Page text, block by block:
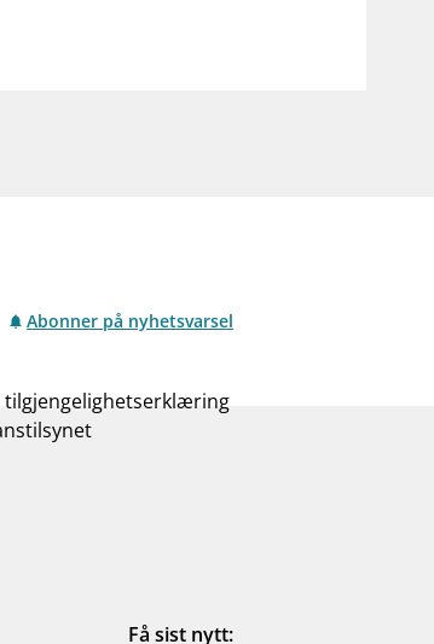
Abonner på nyhetsvarsel
tilgjengelighetserklæring
Få sist nytt: